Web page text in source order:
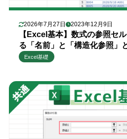
2026年7月27日 2023年12月9日
【Excel基本】数式の参照セ
る「名前」と「構造化参照」
Excel基礎